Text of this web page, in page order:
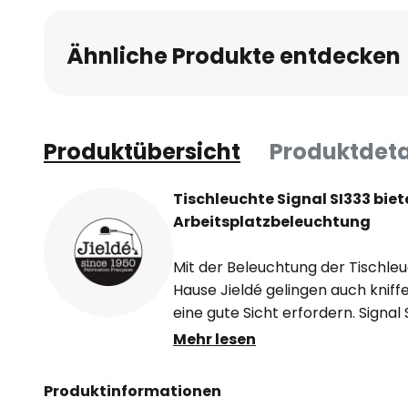
Ähnliche Produkte entdecken
Produktübersicht
Tischleuchte Signal SI333
Arbeitsplatzbeleuchtung
Mit der Beleuchtung der
Hause Jieldé gelingen auch
eine gute Sicht erfordern. Signal
etwas grazilere Ausgabe der
Jahr 1950 entwickelte. Sein
Mehr lesen
Produktinformationen